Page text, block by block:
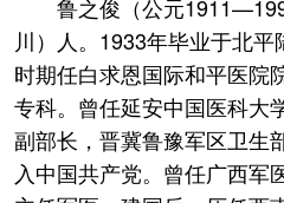
鲁之俊（公元
川）人。1933年毕业于北
时期任白求恩国际和平医院
专科。曾任延安中国医科大
副部长，晋冀鲁豫军区卫生
入中国共产党。曾任广西军